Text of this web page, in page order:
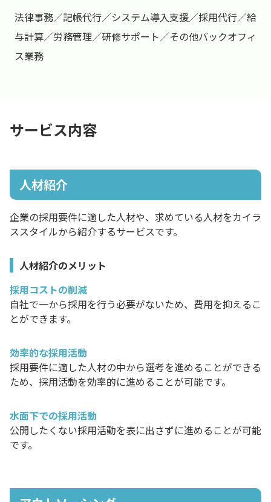
法律事務／記帳代行／システム導入支援／採用代行／給
与計算／労務管理／研修サポート／その他バックオフィ
ス業務
サービス内容
人材紹介
企業の採用要件に適した人材や、求めている人材をカイラ
ススタイルから紹介するサービスです。
人材紹介のメリット
採用コストの削減
自社で一から採用を行う必要がないため、費用を抑えるこ
とができます。
効率的な採用活動
採用要件に適した人材の中から選考を進めることができる
ため、採用活動を効率的に進めることが可能です。
水面下での採用活動
公開したくない採用活動を表に出さずに進めることが可能
です。